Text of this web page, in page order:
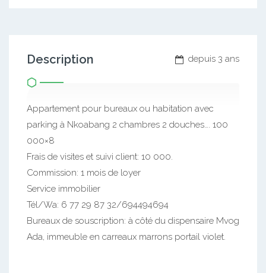
depuis 3 ans
Description
Appartement pour bureaux ou habitation avec
parking à Nkoabang 2 chambres 2 douches…. 100
000×8
Frais de visites et suivi client: 10 000.
Commission: 1 mois de loyer
Service immobilier
Tél/Wa: 6 77 29 87 32/694494694
Bureaux de souscription: à côté du dispensaire Mvog
Ada, immeuble en carreaux marrons portail violet.